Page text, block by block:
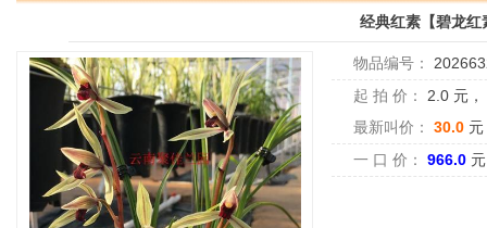
经典红素【碧龙
物品编号：
起 拍 价：
2.0 元，
最新叫价：
30.0 元
一 口 价：
966.0 元